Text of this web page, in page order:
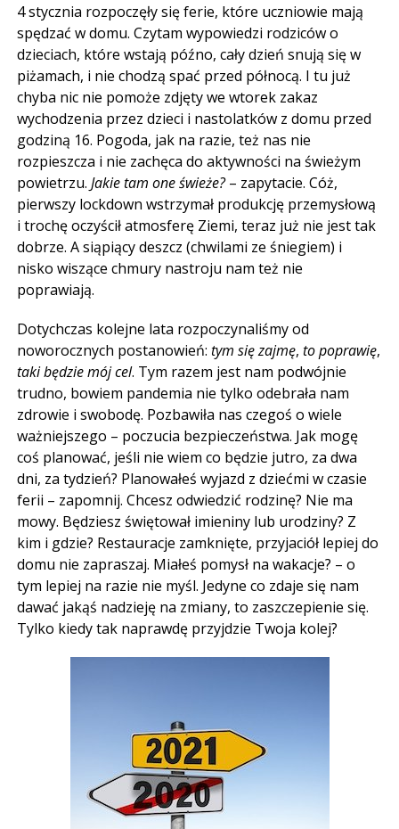
4 stycznia rozpoczęły się ferie, które uczniowie mają
spędzać w domu. Czytam wypowiedzi rodziców o
dzieciach, które wstają późno, cały dzień snują się w
piżamach, i nie chodzą spać przed północą. I tu już
chyba nic nie pomoże zdjęty we wtorek zakaz
wychodzenia przez dzieci i nastolatków z domu przed
godziną 16. Pogoda, jak na razie, też nas nie
rozpieszcza i nie zachęca do aktywności na świeżym
powietrzu.Jakie tam one świeże?– zapytacie. Cóż,
pierwszy lockdown wstrzymał produkcję przemysłową
i trochę oczyścił atmosferę Ziemi, teraz już nie jest tak
dobrze. A siąpiący deszcz (chwilami ze śniegiem) i
nisko wiszące chmury nastroju nam też nie
poprawiają.
Dotychczas kolejne lata rozpoczynaliśmy od
noworocznych postanowień:tym się zajmę,to poprawię,
taki będzie mój cel. Tym razem jest nam podwójnie
trudno, bowiem pandemia nie tylko odebrała nam
zdrowie i swobodę. Pozbawiła nas czegoś o wiele
ważniejszego – poczucia bezpieczeństwa. Jak mogę
coś planować, jeśli nie wiem co będzie jutro, za dwa
dni, za tydzień? Planowałeś wyjazd z dziećmi w czasie
ferii – zapomnij. Chcesz odwiedzić rodzinę? Nie ma
mowy. Będziesz świętował imieniny lub urodziny? Z
kim i gdzie? Restauracje zamknięte, przyjaciół lepiej do
domu nie zapraszaj. Miałeś pomysł na wakacje? – o
tym lepiej na razie nie myśl. Jedyne co zdaje się nam
dawać jakąś nadzieję na zmiany, to zaszczepienie się.
Tylko kiedy tak naprawdę przyjdzie Twoja kolej?